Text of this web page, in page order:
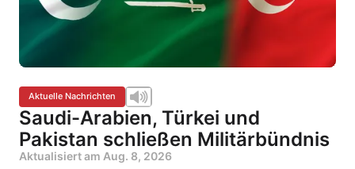
Aktuelle Nachrichten
Saudi-Arabien, Türkei und
Pakistan schließen Militärbündnis
Aktualisiert am Aug. 8, 2026